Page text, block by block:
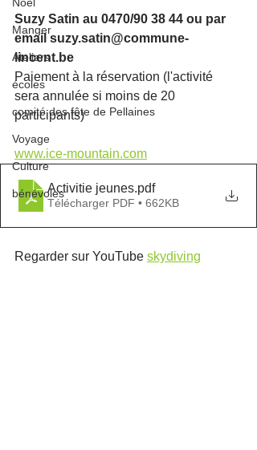
Manger
Ateliers
écoles
comité des fête de Pellaines
Voyage
Culture
bénévoles
Suzy Satin au 0470/90 38 44 ou par
email suzy.satin@commune-
lincent.be
Paiement à la réservation (l'activité
sera annulée si moins de 20
participants)
www.ice-mountain.com
Activitie jeunes.pdf
Télécharger PDF • 662KB
Regarder sur YouTube skydiving